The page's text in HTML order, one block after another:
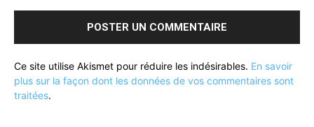
Ce site utilise Akismet pour réduire les indésirables. En savoir
plus sur la façon dont les données de vos commentaires sont
traitées.